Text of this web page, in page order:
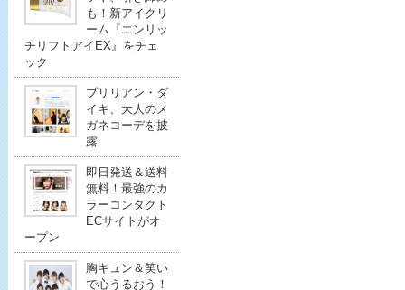
も！新アイクリ
ーム『エンリッ
チリフトアイEX』をチェ
ック
ブリリアン・ダ
イキ、大人のメ
ガネコーデを披
露
即日発送＆送料
無料！最強のカ
ラーコンタクト
ECサイトがオ
ープン
胸キュン＆笑い
で心うるおう！